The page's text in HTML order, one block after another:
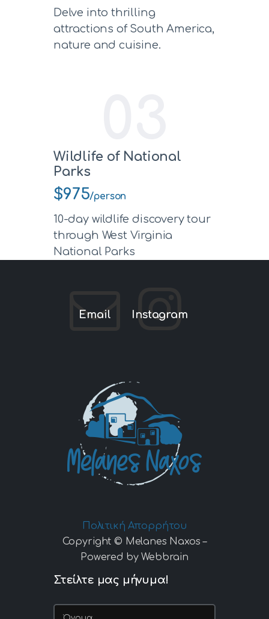
Delve into thrilling
attractions of South America,
nature and cuisine.
Wildlife of National
Parks
$975/person
10-day wildlife discovery tour
through West Virginia
National Parks
Email Instagram
Πολιτική Απορρήτου
Copyright © Melanes Naxos –
Powered by Webbrain
Στείλτε μας μήνυμα!